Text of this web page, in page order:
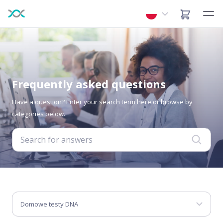
Frequently asked questions
Have a question? Enter your search term here or browse by
categories below.
Domowe testy DNA